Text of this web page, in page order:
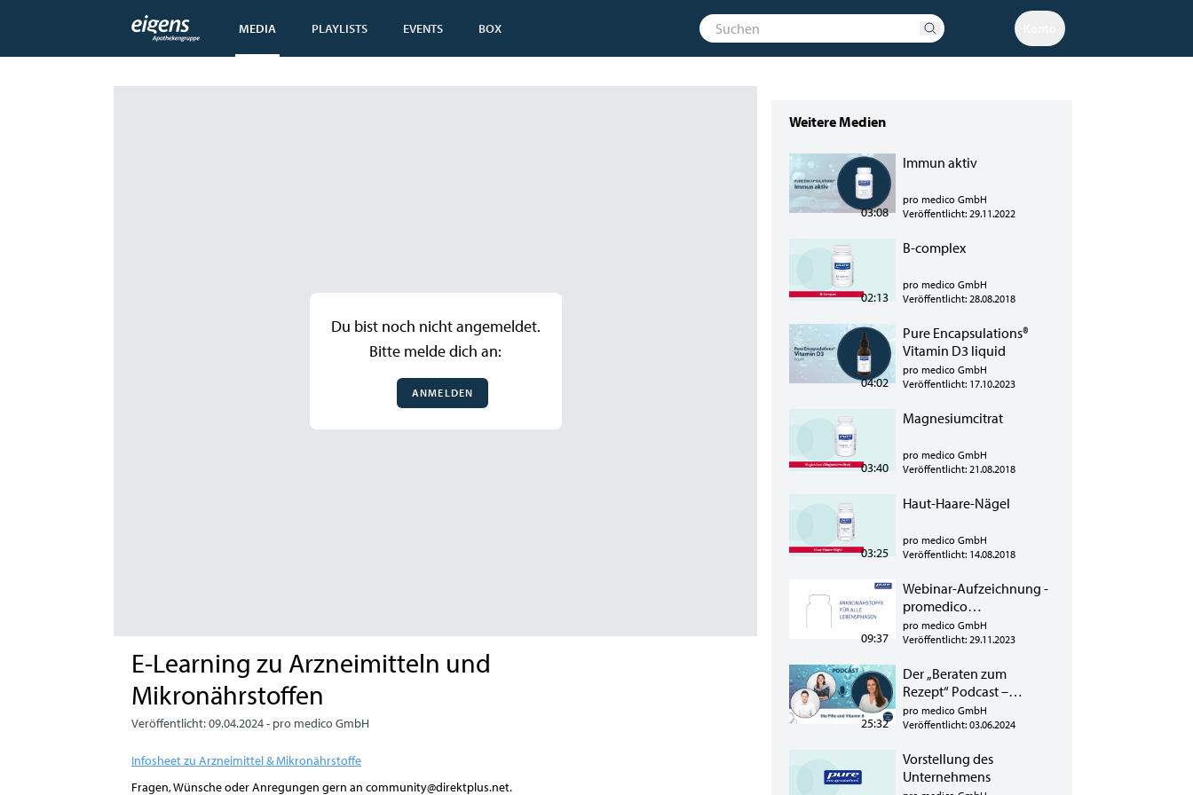
MEDIA PLAYLISTS EVENTS BOX
Du bist noch nicht angemeldet.
Bitte melde dich an:
ANMELDEN
E-Learning zu Arzneimitteln und
Mikronährstoffen
Veröffentlicht: 09.04.2024 - pro medico GmbH
Infosheet zu Arzneimittel & Mikronährstoffe
Fragen, Wünsche oder Anregungen gern an community@direktplus.net.
Weitere Medien
03:08
Immun aktiv
pro medico GmbH
Veröffentlicht: 29.11.2022
02:13
B-complex
pro medico GmbH
Veröffentlicht: 28.08.2018
04:02
Pure Encapsulations®
Vitamin D3 liquid
pro medico GmbH
Veröffentlicht: 17.10.2023
03:40
Magnesiumcitrat
pro medico GmbH
Veröffentlicht: 21.08.2018
03:25
Haut-Haare-Nägel
pro medico GmbH
Veröffentlicht: 14.08.2018
09:37
Webinar-Aufzeichnung -
promedico
"Mikronährstoffe in der
Offizin" vom 28.11.2023
pro medico GmbH
Veröffentlicht: 29.11.2023
25:32
Der „Beraten zum
Rezept“ Podcast –
Exklusiv für alle
teilnehmenden
pro medico GmbH
Veröffentlicht: 03.06.2024
Vorstellung des
Unternehmens